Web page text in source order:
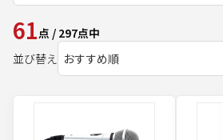
61点 / 297点中
並び替え